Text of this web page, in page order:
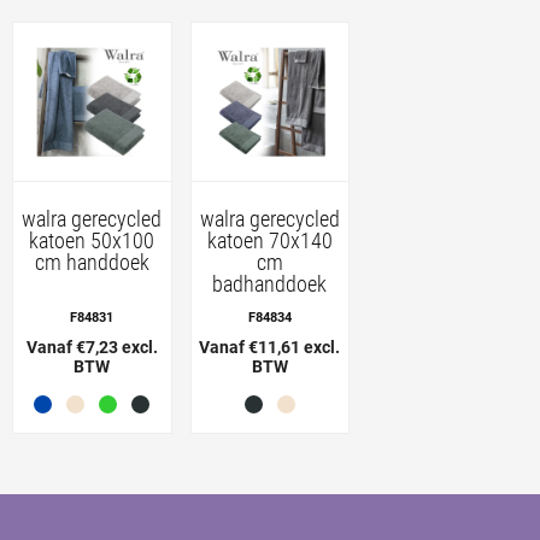
walra gerecycled
katoen 50x100
cm handdoek
F84831
Vanaf €7,23 excl.
BTW
walra gerecycled
katoen 70x140
cm
badhanddoek
F84834
Vanaf €11,61 excl.
BTW